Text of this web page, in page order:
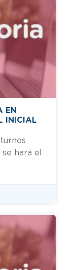
EN
INICIAL
hará el